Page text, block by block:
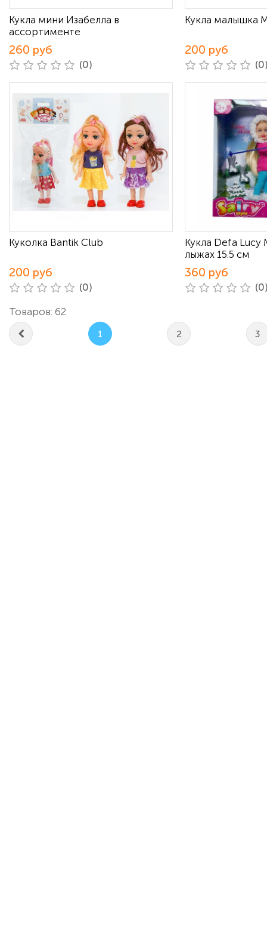
Кукла мини Изабелла в
ассортименте
260 руб
(0)
Кукла малышка
200 руб
Куколка Bantik Club
200 руб
(0)
Кукла Defa
лыжах 15.5 см
360 руб
Товаров: 62
1 2 3